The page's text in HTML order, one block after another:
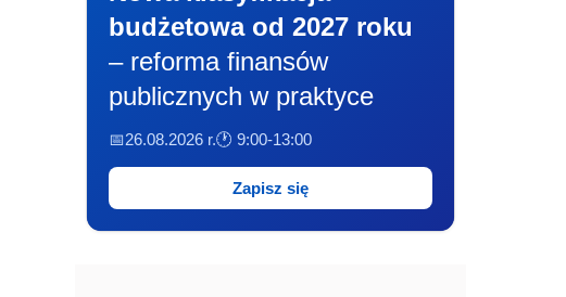
budżetowa od 2027 roku
– reforma finansów
publicznych w praktyce
📅26.08.2026 r.🕐 9:00-13:00
Zapisz się